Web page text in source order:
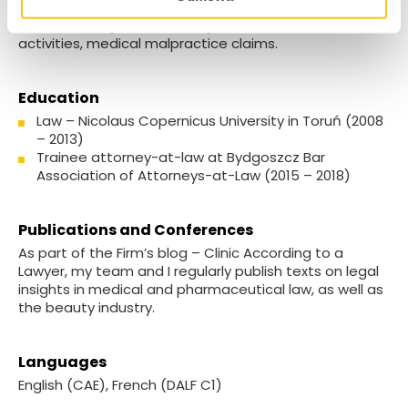
Clinical trial agreements, organization of medical
activities, medical malpractice claims.
Education
Law – Nicolaus Copernicus University in Toruń (2008
– 2013)
Trainee attorney-at-law at Bydgoszcz Bar
Association of Attorneys-at-Law (2015 – 2018)
Publications and Conferences
As part of the Firm’s blog – Clinic According to a
Lawyer, my team and I regularly publish texts on legal
insights in medical and pharmaceutical law, as well as
the beauty industry.
Languages
English (CAE), French (DALF C1)